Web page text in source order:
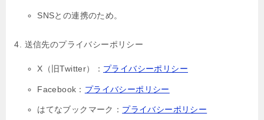
SNSとの連携のため。
送信先のプライバシーポリシー
X（旧Twitter）： プライバシーポリシー
Facebook： プライバシーポリシー
はてなブックマーク： プライバシーポリシー